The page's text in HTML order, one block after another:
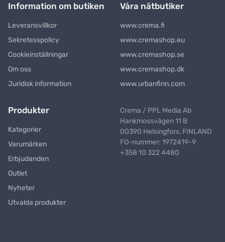
Information om butiken
Leveransvillkor
Sekretesspolicy
Cookieinställningar
Om oss
Juridisk information
Våra nätbutiker
www.crema.fi
www.cremashop.eu
www.cremashop.se
www.cremashop.dk
www.urbanfinn.com
Produkter
Kategorier
Varumärken
Erbjudanden
Outlet
Nyheter
Utvalda produkter
Crema / PPL Media Ab
Hankmossvägen 11 B
00390 Helsingfors, FINLAND
FO-nummer: 1972419-9
+358 10 322 4480